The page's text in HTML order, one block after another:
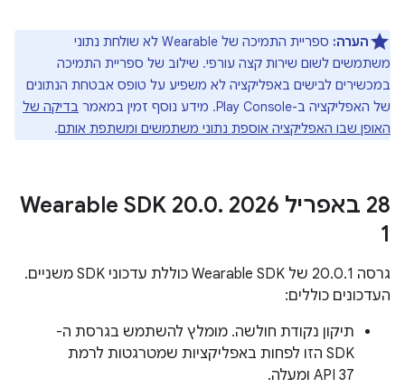
הערה:
ספריית התמיכה של Wearable לא שולחת נתוני
משתמשים לשום שירות קצה עורפי. שילוב של ספריית התמיכה
במכשירים לבישים באפליקציה לא משפיע על טופס אבטחת הנתונים
של האפליקציה ב-Play Console. מידע נוסף זמין במאמר
בדיקה של
האופן שבו האפליקציה אוספת נתוני משתמשים ומשתפת אותם.
‫28 באפריל 2026 Wearable SDK 20 .0.
1
גרסה 20.0.1 של Wearable SDK כוללת עדכוני SDK משניים.
העדכונים כוללים:
תיקון נקודת חולשה. מומלץ להשתמש בגרסת ה-
SDK הזו לפחות באפליקציות שמטרגטות לרמת
API 37 ומעלה.